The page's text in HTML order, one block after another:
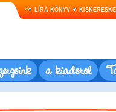
LÍRA KÖNYV
a kiadóról